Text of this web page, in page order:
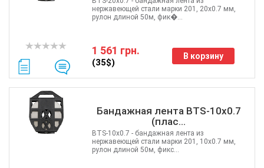
1 561 грн.
(35$)
В корзину
нержавеющей стали марки 201, 20х0.7 мм,
рулон длиной 50м, фик�...
Бандажная лента BTS-10x0.7
(плас...
BTS-10x0.7 - бандажная лента из
нержавеющей стали марки 201, 10х0.7 мм,
рулон длиной 50м, фикс...